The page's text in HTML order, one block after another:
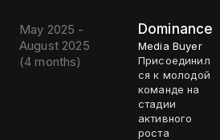
May 2025 -
August 2025
(4 months)
Dominance
Media Buyer
Присоединил
ся к молодой
команде на
стадии
активного
роста